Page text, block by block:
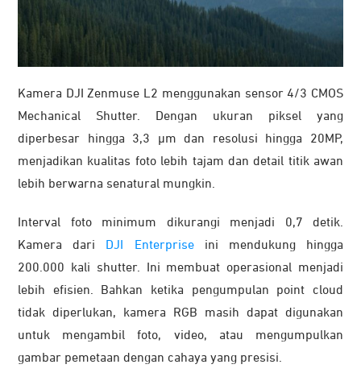
Kamera DJI Zenmuse L2 menggunakan sensor 4/3 CMOS
Mechanical Shutter. Dengan ukuran piksel yang
diperbesar hingga 3,3 μm dan resolusi hingga 20MP,
menjadikan kualitas foto lebih tajam dan detail titik awan
lebih berwarna senatural mungkin.
Interval foto minimum dikurangi menjadi 0,7 detik.
Kamera dari DJI Enterpriseini mendukung hingga
200.000 kali shutter. Ini membuat operasional menjadi
lebih efisien. Bahkan ketika pengumpulan point cloud
tidak diperlukan, kamera RGB masih dapat digunakan
untuk mengambil foto, video, atau mengumpulkan
gambar pemetaan dengan cahaya yang presisi.